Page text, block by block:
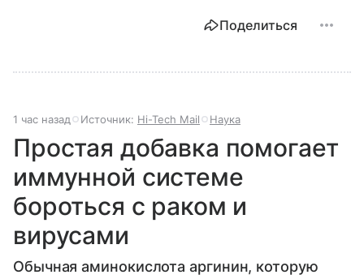
Поделиться
1 час назад Источник: Hi-Tech Mail Наука
Простая добавка помогает
иммунной системе
бороться с раком и
вирусами
Обычная аминокислота аргинин, которую